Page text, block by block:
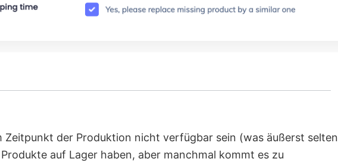
Zeitpunkt der Produktion nicht verfügbar sein (was äußerst selten
auf Lager haben, aber manchmal kommt es zu